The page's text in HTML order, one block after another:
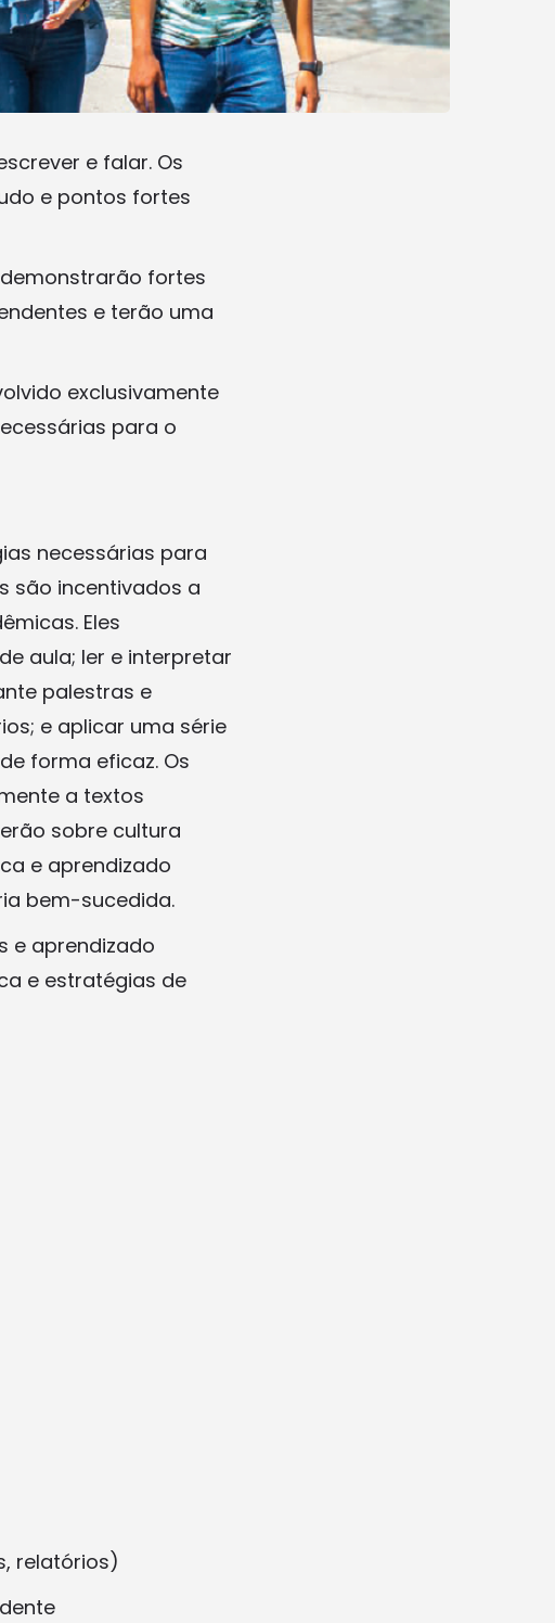
e falar. Os
e pontos fortes
fortes
e terão uma
exclusivamente
para o
necessárias para
são incentivados a
Eles
aula; ler e interpretar
palestras e
e aplicar uma série
forma eficaz. Os
a textos
sobre cultura
e aprendizado
bem-sucedida.
e aprendizado
e estratégias de
relatórios)